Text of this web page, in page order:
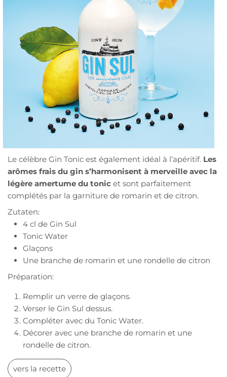
Le célèbre Gin Tonic est également idéal à l’apéritif. Les
arômes frais du gin s’harmonisent à merveille avec la
légère amertume du tonic et sont parfaitement
complétés par la garniture de romarin et de citron.
Zutaten:
4 cl de Gin Sul
Tonic Water
Glaçons
Une branche de romarin et une rondelle de citron
Préparation:
Remplir un verre de glaçons.
Verser le Gin Sul dessus.
Compléter avec du Tonic Water.
Décorer avec une branche de romarin et une
rondelle de citron.
vers la recette